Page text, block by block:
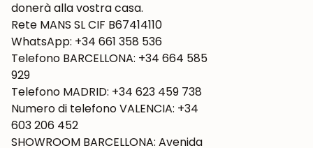
donerà alla vostra casa.
Rete MANS SL CIF B67414110
WhatsApp: +34 661 358 536
Telefono BARCELLONA: +34 664 585
929
Telefono MADRID: +34 623 459 738
Numero di telefono VALENCIA: +34
603 206 452
SHOWROOM BARCELLONA: Avenida